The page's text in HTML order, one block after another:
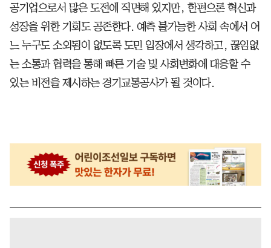
공기업으로서 많은 도전에 직면해 있지만, 한편으론 혁신과
성장을 위한 기회도 공존한다. 예측 불가능한 사회 속에서 어
느 누구도 소외됨이 없도록 도민 입장에서 생각하고, 끊임없
는 소통과 협력을 통해 빠른 기술 및 사회변화에 대응할 수
있는 비전을 제시하는 경기교통공사가 될 것이다.